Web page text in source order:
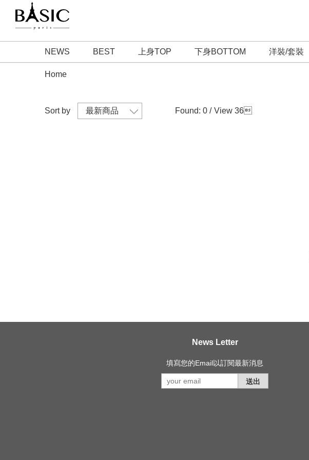
NEWS BEST 上身TOP 下身BOTTOM 洋裝/套裝
Home
Sort by Found: 0 / View 36
News Letter
填寫您的Email以訂閱最新消息
送出